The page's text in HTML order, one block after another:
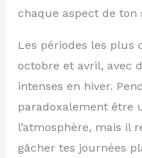
chaque aspect de ton
Les périodes les plus
octobre et avril, avec
intenses en hiver.
paradoxalement être
l’atmosphère, mais il
gâcher tes journées